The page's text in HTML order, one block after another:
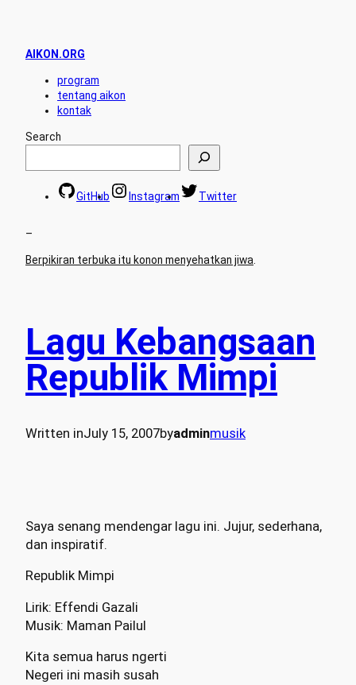
AIKON.ORG
program
tentang aikon
kontak
Search
GitHub Instagram Twitter
–
Berpikiran terbuka itu konon menyehatkan jiwa
Lagu Kebangsaan
Republik Mimpi
Written inJuly 15, 2007byadminmusik
Saya senang mendengar lagu ini. Jujur, sederhana,
dan inspiratif.
Republik Mimpi
Lirik: Effendi Gazali
Musik: Maman Pailul
Kita semua harus ngerti
Negeri ini masih susah